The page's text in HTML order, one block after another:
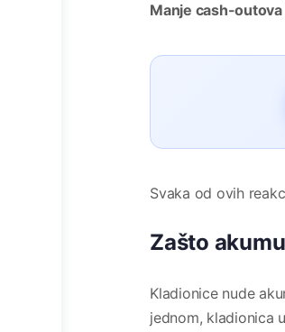
Manje cash-outova
Svaka od ovih
Zašto
Kladionice nude
jednom, kladionica